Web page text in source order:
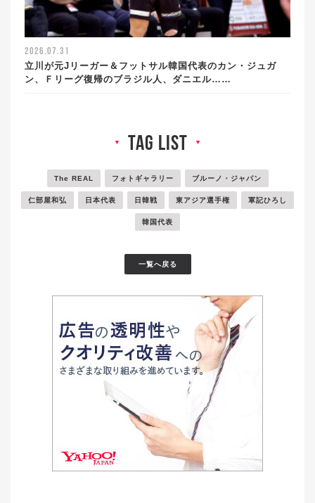
2026.07.31
立川が元Jリーガー＆フットサル韓国代表のカン・ジュガ
ン、Ｆリーグ復帰のブラジル人、ダニエル……
▼ tag list ▼
The REAL フォトギャラリー ブルーノ・ジャパン
仁部屋和弘 日本代表 日韓戦 東アジア選手権 軍記ひろし
韓国代表
一覧へ戻る